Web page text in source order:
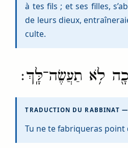
à tes fils ; et ses filles,
de leurs dieux,
culte.
לֹ֥א תַעֲשֶׂה־לָּֽךְ׃
TRADUCTION DU RABBINAT
Tu ne te fabriqueras point